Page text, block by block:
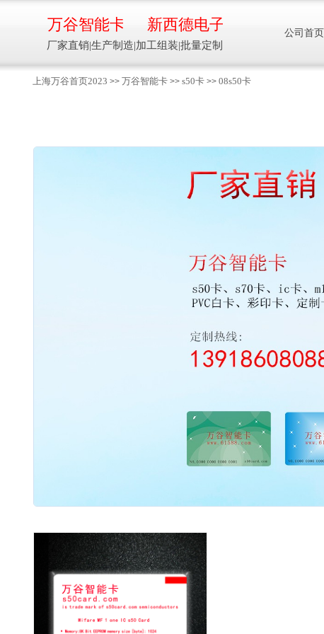
上海万谷首页2023 >> 万谷智能卡 >> s50卡 >> 08s50卡
流量开关
06,西德FR11.CC|热导式流量开关|可
新西德电子
厂家直销|生产制造|加工组装|批量定制
137016
www.61588.com
万谷智能卡 公司首页